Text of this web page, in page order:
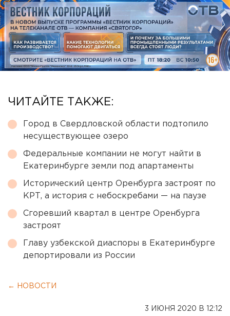
ЧИТАЙТЕ ТАКЖЕ:
Город в Свердловской области подтопило
несуществующее озеро
Федеральные компании не могут найти в
Екатеринбурге земли под апартаменты
Исторический центр Оренбурга застроят по
КРТ, а история с небоскребами — на паузе
Сгоревший квартал в центре Оренбурга
застроят
Главу узбекской диаспоры в Екатеринбурге
депортировали из России
← НОВОСТИ
3 ИЮНЯ 2020 В 12:12